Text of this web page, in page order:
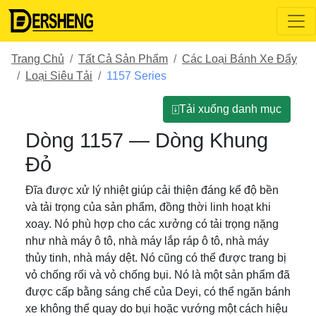
Trang Chủ Tất Cả Sản Phẩm
Các Loại Bánh Xe Đẩy
Loại Siêu Tải
1157 Series
⍗Tải xuống danh mục
Dòng 1157 — Dòng Khung
Đỏ
Đĩa được xử lý nhiệt giúp cải thiện đáng kể độ bền
và tải trọng của sản phẩm, đồng thời linh hoạt khi
xoay. Nó phù hợp cho các xưởng có tải trọng nặng
như nhà máy ô tô, nhà máy lắp ráp ô tô, nhà máy
thủy tinh, nhà máy dệt. Nó cũng có thể được trang bị
vỏ chống rối và vỏ chống bụi. Nó là một sản phẩm đã
được cấp bằng sáng chế của Deyi, có thể ngăn bánh
xe không thể quay do bụi hoặc vướng một cách hiệu